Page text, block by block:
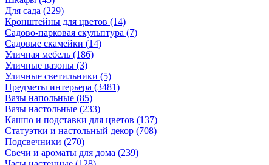
Для сада (229)
Кронштейны для цветов (14)
Садово-парковая скульптура (7)
Садовые скамейки (14)
Уличная мебель (186)
Уличные вазоны (3)
Уличные светильники (5)
Предметы интерьера (3481)
Вазы напольные (85)
Вазы настольные (233)
Кашпо и подставки для цветов (137)
Статуэтки и настольный декор (708)
Подсвечники (270)
Свечи и ароматы для дома (239)